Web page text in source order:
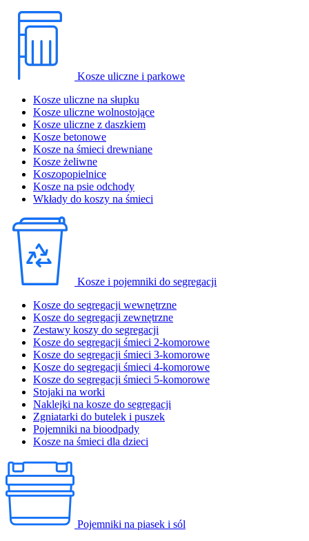
Kosze uliczne i parkowe
Kosze uliczne na słupku
Kosze uliczne wolnostojące
Kosze uliczne z daszkiem
Kosze betonowe
Kosze na śmieci drewniane
Kosze żeliwne
Koszopopielnice
Kosze na psie odchody
Wkłady do koszy na śmieci
Kosze i pojemniki do segregacji
Kosze do segregacji wewnętrzne
Kosze do segregacji zewnętrzne
Zestawy koszy do segregacji
Kosze do segregacji śmieci 2-komorowe
Kosze do segregacji śmieci 3-komorowe
Kosze do segregacji śmieci 4-komorowe
Kosze do segregacji śmieci 5-komorowe
Stojaki na worki
Naklejki na kosze do segregacji
Zgniatarki do butelek i puszek
Pojemniki na bioodpady
Kosze na śmieci dla dzieci
Pojemniki na piasek i sól